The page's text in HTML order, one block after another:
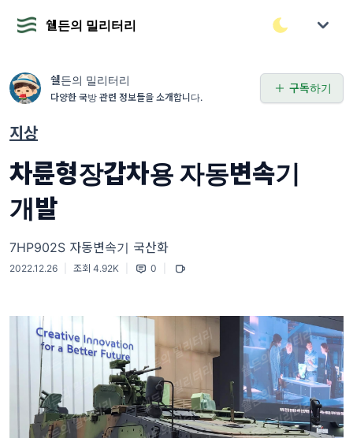
쉘든의 밀리터리
쉘든의 밀리터리
다양한 국방 관련 정보들을 소개합니다.
구독하기
지상
차륜형장갑차용 자동변속기
개발
7HP902S 자동변속기 국산화
2022.12.26 조회 4.92K 0